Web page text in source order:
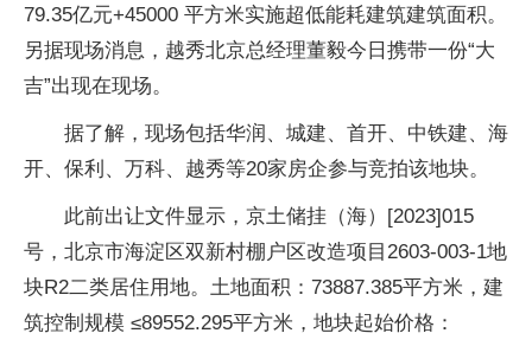
79.35亿元+45000 平方米实施超低能耗建筑建筑面积。
另据现场消息，越秀北京总经理董毅今日携带一份“大
吉”出现在现场。
据了解，现场包括华润、城建、首开、中铁建、海
开、保利、万科、越秀等20家房企参与竞拍该地块。
此前出让文件显示，京土储挂（海）[2023]015
号，北京市海淀区双新村棚户区改造项目2603-003-1地
块R2二类居住用地。土地面积：73887.385平方米，建
筑控制规模 ≤89552.295平方米，地块起始价格：